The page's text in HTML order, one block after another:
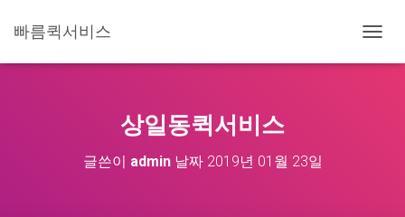
빠름퀵서비스
비
상일동퀵서비스
글쓴이 admin날짜 2019년 01월 23일